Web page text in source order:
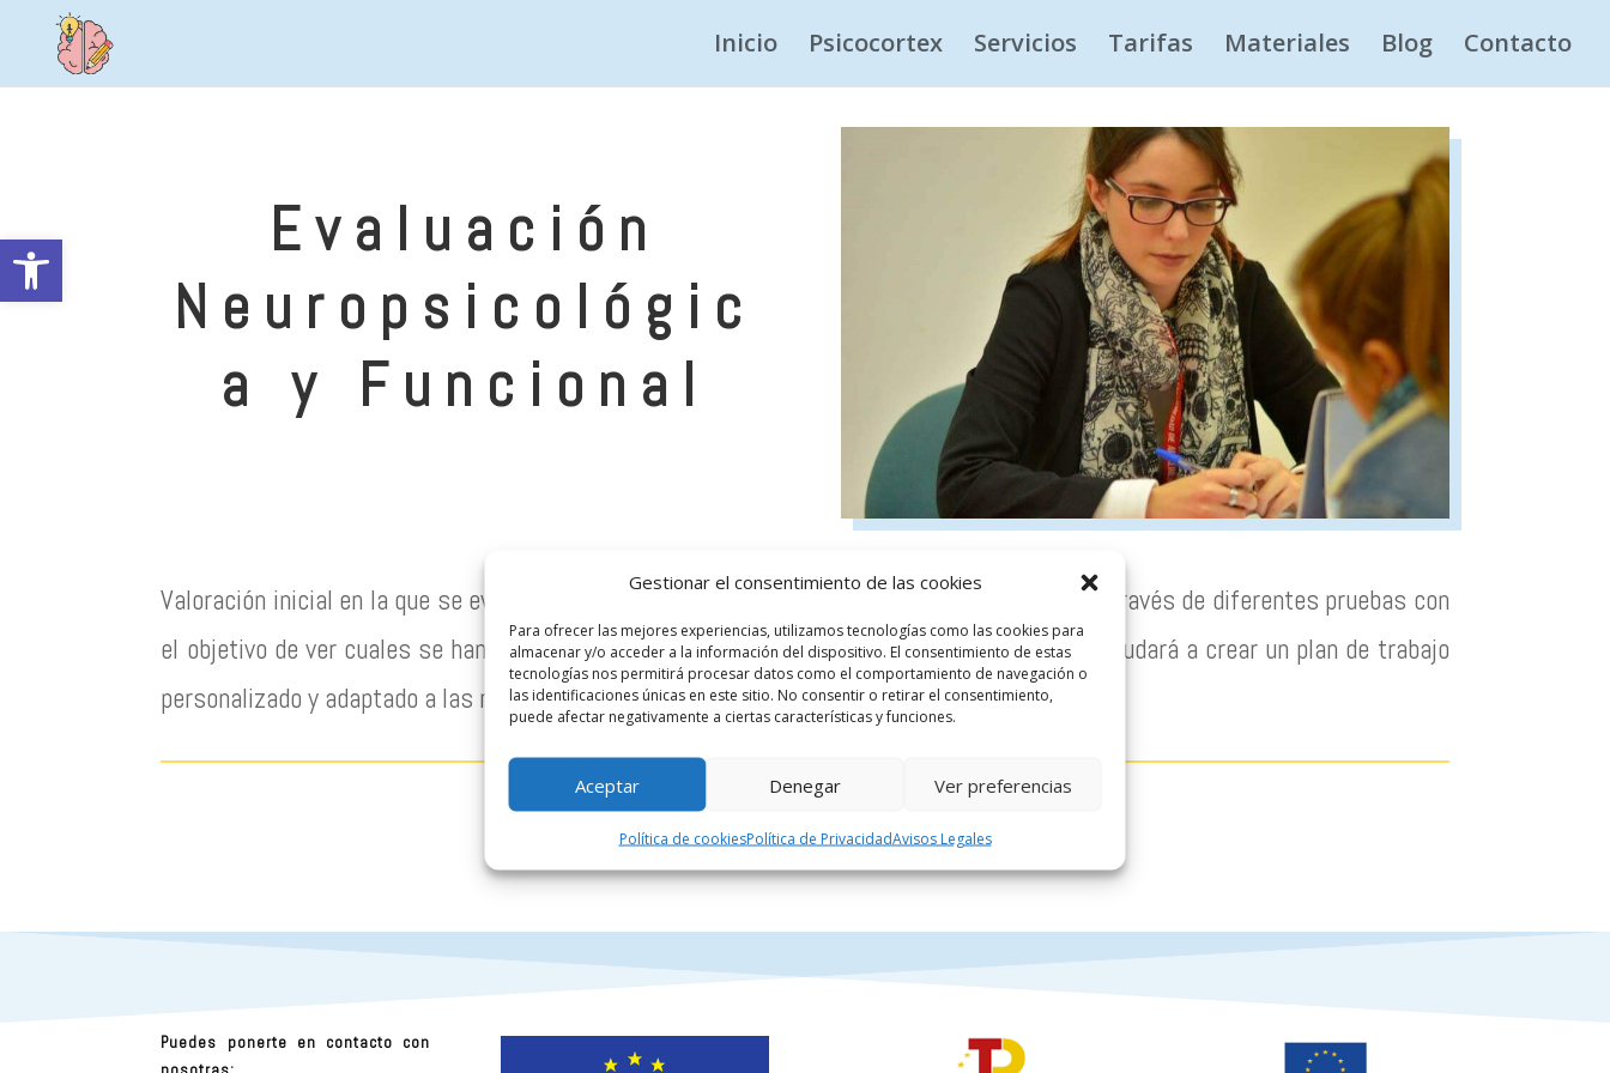
Abrir barra de herramientas
Gestionar el consentimiento de las cookies
Para ofrecer las mejores experiencias, utilizamos tecnologías como las cookies para
almacenar y/o acceder a la información del dispositivo. El consentimiento de estas
tecnologías nos permitirá procesar datos como el comportamiento de navegación o
las identificaciones únicas en este sitio. No consentir o retirar el consentimiento,
puede afectar negativamente a ciertas características y funciones.
Aceptar Denegar Ver preferencias
Política de cookiesPolítica de PrivacidadAvisos Legales
Inicio Psicocortex Servicios Tarifas Materiales Blog Contacto
Evaluación
Neuropsicológic
a y Funcional
Valoración inicial en la que se evalúan las diferentes capacidades cognitivas y funcionales a través de diferentes pruebas con
el objetivo de ver cuales se han visto afectadas por la enfermedad y a qué nivel. Esto nos ayudará a crear un plan de trabajo
personalizado y adaptado a las necesidades de la persona evaluada.
Puedes ponerte en contacto con